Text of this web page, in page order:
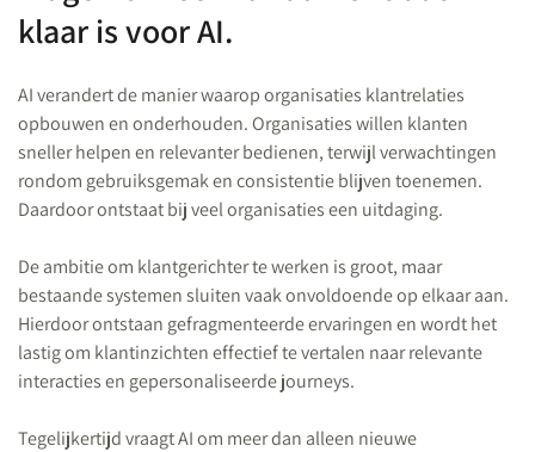
klaar is voor AI.
AI verandert de manier waarop organisaties klantrelaties
opbouwen en onderhouden. Organisaties willen klanten
sneller helpen en relevanter bedienen, terwijl verwachtingen
rondom gebruiksgemak en consistentie blijven toenemen.
Daardoor ontstaat bij veel organisaties een uitdaging.
De ambitie om klantgerichter te werken is groot, maar
bestaande systemen sluiten vaak onvoldoende op elkaar aan.
Hierdoor ontstaan gefragmenteerde ervaringen en wordt het
lastig om klantinzichten effectief te vertalen naar relevante
interacties en gepersonaliseerde journeys.
Tegelijkertijd vraagt AI om meer dan alleen nieuwe